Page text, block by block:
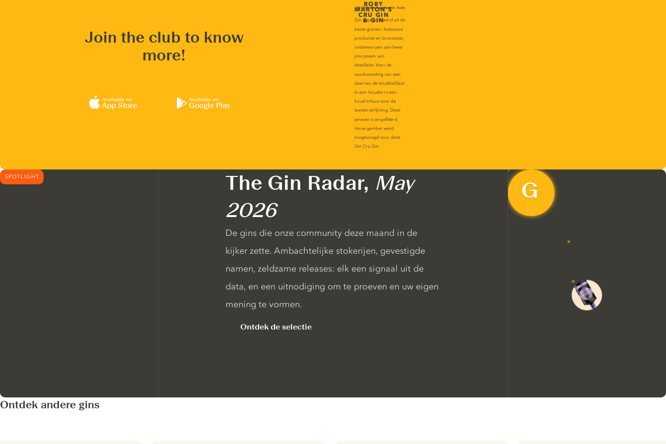
Join the club to know
more!
Available on
App Store
Available on
Google Play
SPOTLIGHT The Gin Radar, May
2026
De gins die onze community deze maand in de
kijker zette. Ambachtelijke stokerijen, gevestigde
namen, zeldzame releases: elk een signaal uit de
data, en een uitnodiging om te proeven en uw eigen
mening te vormen.
Ontdek de selectie
Ontdek andere gins